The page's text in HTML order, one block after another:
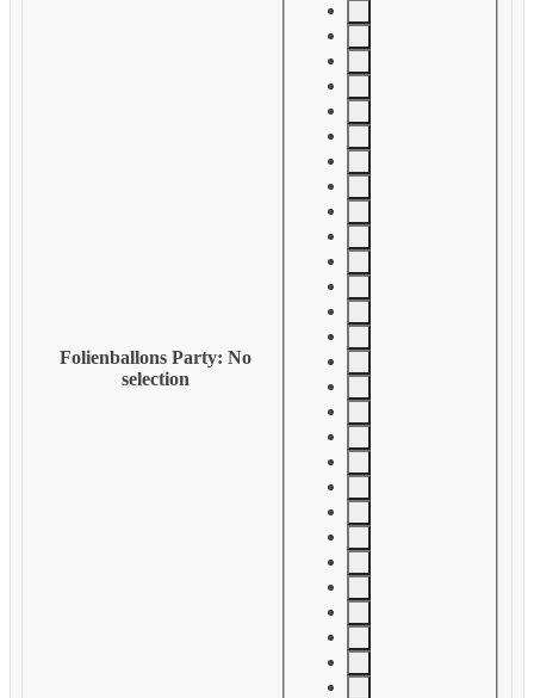
Folienballons Party: No
selection